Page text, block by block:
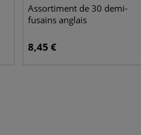
Assortiment de 30 demi-
fusains anglais
8,45 €